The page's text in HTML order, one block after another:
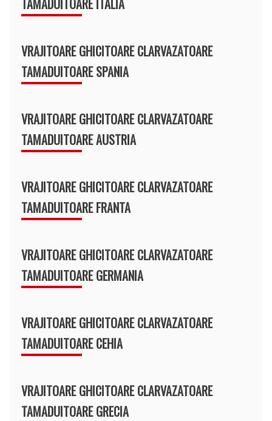
VRAJITOARE GHICITOARE CLARVAZATOARE
TAMADUITOARE SPANIA
VRAJITOARE GHICITOARE CLARVAZATOARE
TAMADUITOARE AUSTRIA
VRAJITOARE GHICITOARE CLARVAZATOARE
TAMADUITOARE FRANTA
VRAJITOARE GHICITOARE CLARVAZATOARE
TAMADUITOARE GERMANIA
VRAJITOARE GHICITOARE CLARVAZATOARE
TAMADUITOARE CEHIA
VRAJITOARE GHICITOARE CLARVAZATOARE
TAMADUITOARE GRECIA